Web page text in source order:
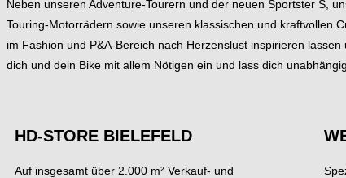
Neben unseren Adventure-Tourern und der neuen Sportster S,
Touring-Motorrädern sowie unseren klassischen und kraftvollen
im Fashion und P&A-Bereich nach Herzenslust inspirieren
dich und dein Bike mit allem Nötigen ein und lass dich
HD-STORE BIELEFELD
Auf insgesamt über 2.000 m² Verkauf- und